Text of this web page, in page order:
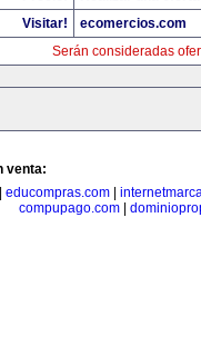
Visitar!
ecomercios.com
Serán consideradas
venta:
educompras.com|
compupago.com|